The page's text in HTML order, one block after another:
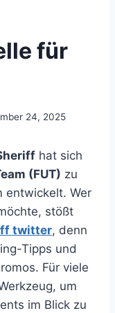
für
24, 2025
hat sich
(FUT) zu
entwickelt. Wer
stößt
twitter, denn
Tipps und
Für viele
um
im Blick zu